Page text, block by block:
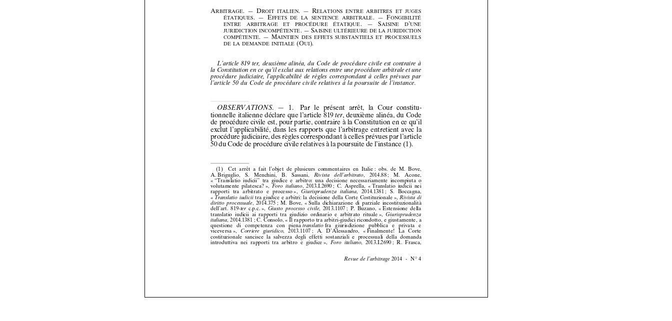
      
             
             
           
           
          


      
            
             
         
                 
        


         
            
         

      


           
               
         
           
           


         


            


         


             
           
             

          
           
          
             
Revue de l’arbitrage 2014 -  N° 4
F.F. c/ E.C. s.r.l.; A.R. c/ R.I. s.r.l.
A . — D ROIT . — R ENTRE
ÉTATIQUES. — EFFETS DE LA SENTENCE ARBITRALE. — FONGIBILITÉ
ENTRE
ARBITRAGE ET PROCÉ DURE ÉTATIQUE.  — SAISINE D’UNE
INCOMPÉTENTE —
COMPÉTE NTE. — MAINTIEN DES
L’article 819 ter, deuxième alinéa, du Code de procédure civile est contraire à
la Constitution
en ce qu’il exclut aux relations une arbitrale
procédure judiciaire, l’applicabilité de règles correspondant à celles prévues par
l’article 50 du Code de procédure civile relatives à la poursuite de l’inst ance.
exclut l’applicabilité, dans les rapports que l’arbitrage entretient avec la
procédure
judiciaire, règles correspondant prévues
l’article
50 du Code de procédurecivilerelatives à la poursuitede l’instance (1).
(1) Cet arrêt a fait l’objet de plusieurs commentaires en Italie: obs. de M. Bove,
A. Briguglio,
S. Menchini, B. Sassani, Rivista dell’arbitrato ,  2014.88;  M.
Acone,
« “Translatio
iudicii” giudice e arbitro: una decisione necessariamente incompiuta
volutamente pilatesca? », Foro italiano , 2013.I.2690; C. Asprella, « Translatio iudicii nei
rapporti
italiana
translatio
italiana
, 2014.1381 ; C. Consolo, « Il rapporto tra arbitri-giudici e giustamente,
questione di competenza con piena translatio fra giurisdizione pubblica e  privata e
viceversa», Corriere giuridico,  2013.1107 ;  A. D’Alessandro, « Finalmente! La Corte
costituzionale
sancisce la salvezza degli sostanziali della
domanda
introduttiva nei rapporti tra arbitro e giudice», Foro italiano, 2013.I.2690; R. Frasca,